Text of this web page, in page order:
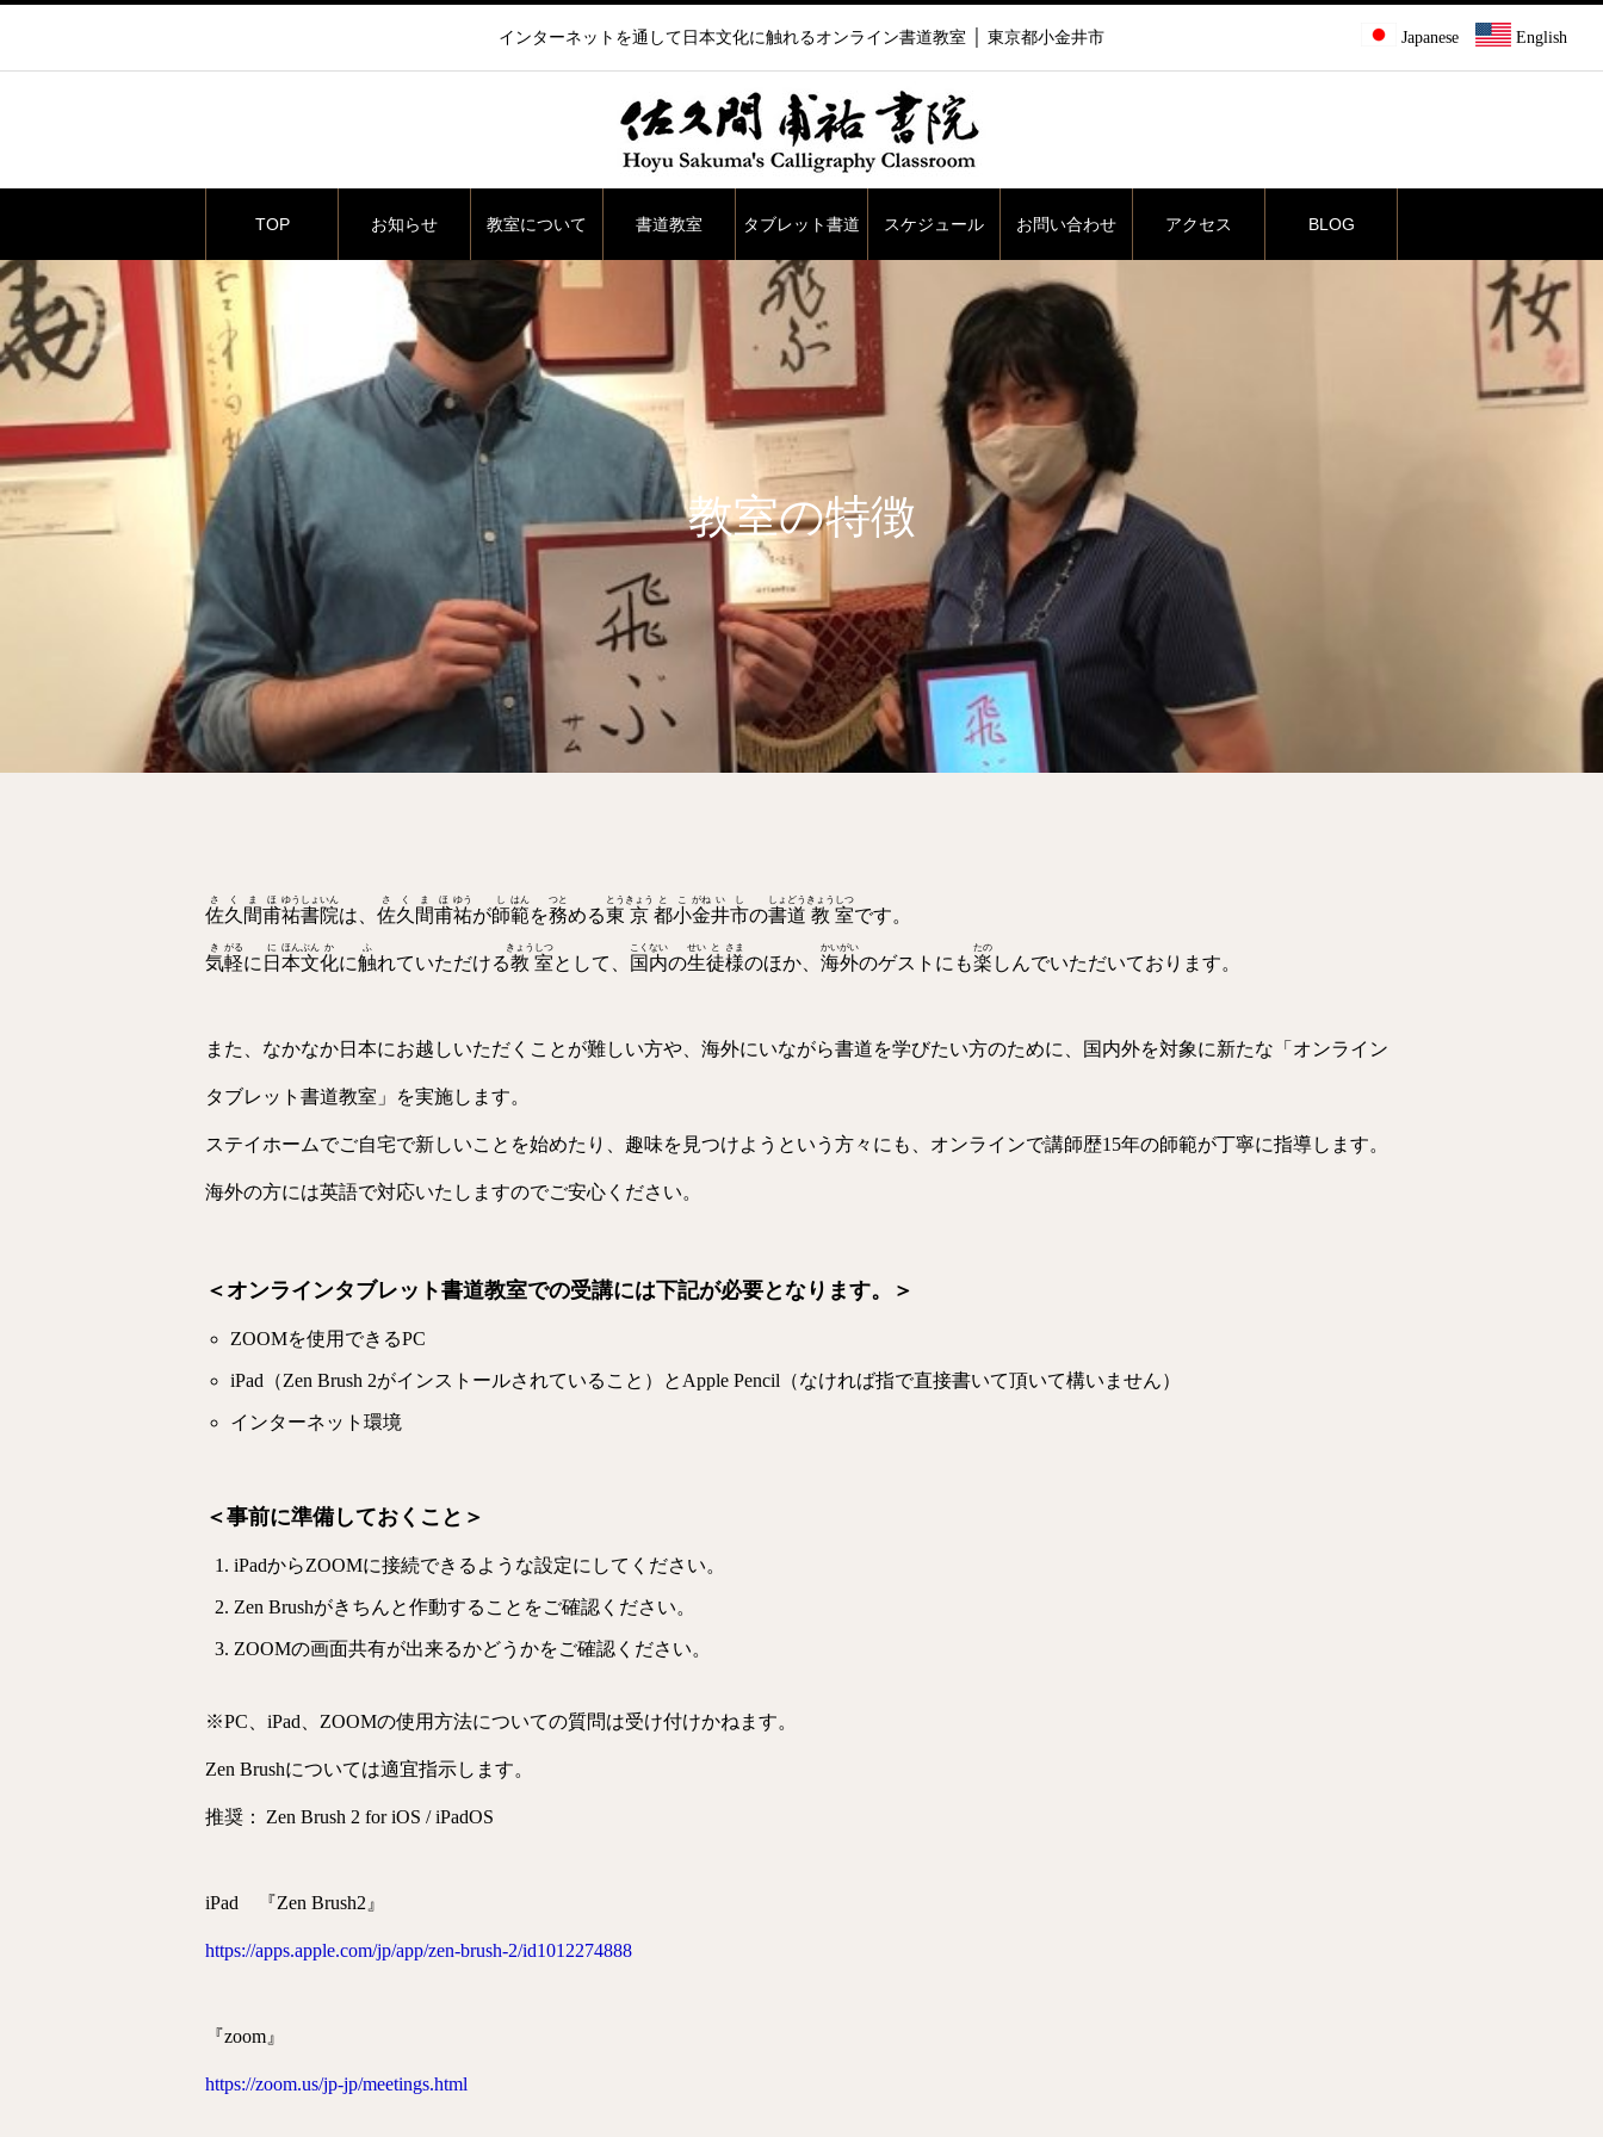
インターネットを通して日本文化に触れるオンライン書道教室 │ 東京都小金井市 Japanese English
TOP お知らせ 教室について 書道教室 タブレット書道 スケジュール お問い合わせ アクセス BLOG
教室の特徴
佐
さ
久
く
間
ま
甫
ほ
祐
ゆう
書
しょ
院
いん
は、 佐
さ
久
く
間
ま
甫
ほ
祐
ゆう
が師
し
範
はん
を務
つと
める東
とう
京
きょう
都
と
小
こ
金
がね
井
い
市
し
の書
しょ
道
どう
教
きょう
室
しつ
です。
気
き
軽
がる
に 日
に
本
ほん
文
ぶん
化
か
に触
ふ
れていただける教
きょう
室
しつ
として、 国
こく
内
ない
の生
せい
徒
と
様
さま
のほか、 海
かい
外
がい
のゲストにも楽
たの
しんでいただいております。
また、なかなか日本にお越しいただくことが難しい方や、海外にいながら書道を学びたい方のために、国内外を対象に新たな「オンライン
タブレット書道教室」を実施します。
ステイホームでご自宅で新しいことを始めたり、趣味を見つけようという方々にも、オンラインで講師歴15年の師範が丁寧に指導します。
海外の方には英語で対応いたしますのでご安心ください。
＜オンラインタブレット書道教室での受講には下記が必要となります。＞
ZOOMを使用できるPC
iPad（Zen Brush 2がインストールされていること）とApple Pencil（なければ指で直接書いて頂いて構いません）
インターネット環境
＜事前に準備しておくこと＞
iPadからZOOMに接続できるような設定にしてください。
Zen Brushがきちんと作動することをご確認ください。
ZOOMの画面共有が出来るかどうかをご確認ください。
※PC、iPad、ZOOMの使用方法についての質問は受け付けかねます。
Zen Brushについては適宜指示します。
推奨： Zen Brush 2 for iOS / iPadOS
iPad 『Zen Brush2』
https://apps.apple.com/jp/app/zen-brush-2/id1012274888
『zoom』
https://zoom.us/jp-jp/meetings.html